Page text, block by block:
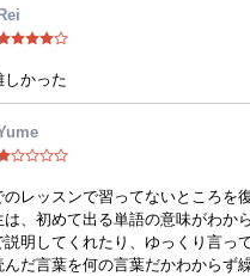
しかった
のレッスンで習ってないところを
は、初めて出る単語の意味がわか
説明してくれたり、ゆっくり言っ
んだ言葉を何の言葉だかわからず